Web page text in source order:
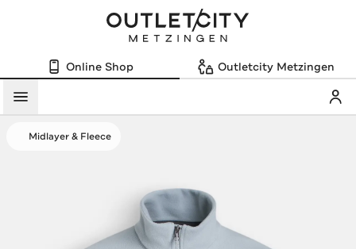
Online Shop Outletcity Metzingen
Menü
Midlayer & Fleece